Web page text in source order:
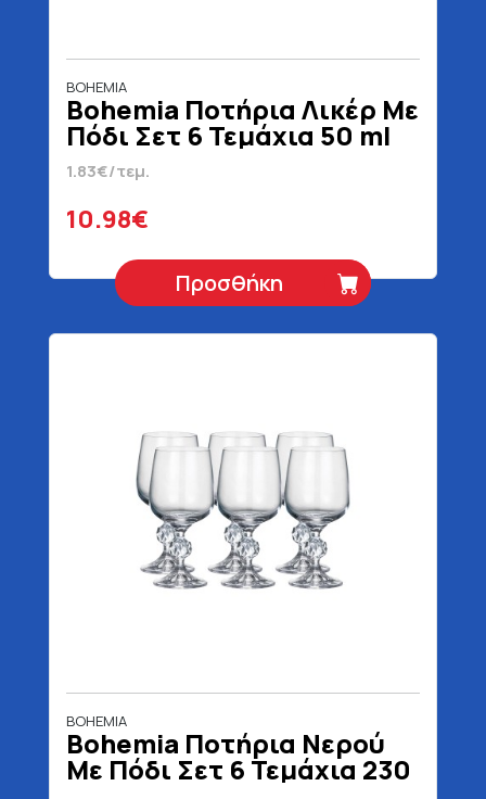
BOHEMIA
Bohemia Ποτήρια Λικέρ Με
Πόδι Σετ 6 Τεμάχια 50 ml
1.83€/τεμ.
10.98€
Προσθήκη
BOHEMIA
Bohemia Ποτήρια Νερού
Με Πόδι Σετ 6 Τεμάχια 230